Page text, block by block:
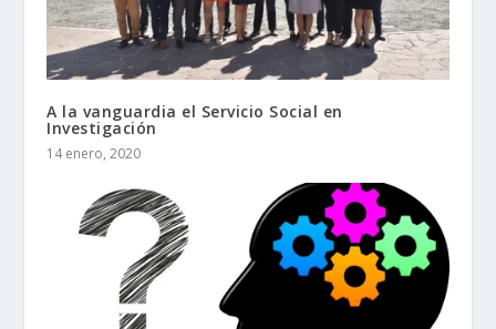
A la vanguardia el Servicio Social en
Investigación
14 enero, 2020